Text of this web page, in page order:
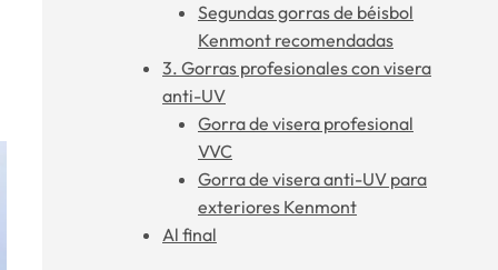
Segundas gorras de béisbol
Kenmont recomendadas
3. Gorras profesionales con visera
anti-UV
Gorra de visera profesional
VVC
Gorra de visera anti-UV para
exteriores Kenmont
Al final